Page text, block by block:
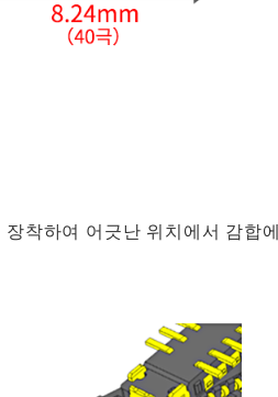
착하여 어긋난 위치에서 감합